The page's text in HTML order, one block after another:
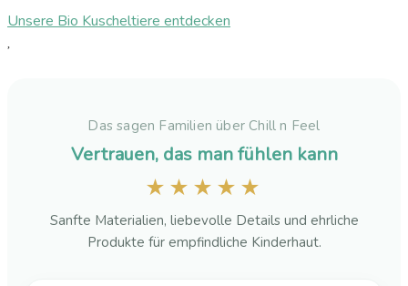
Unsere Bio Kuscheltiere entdecken
Das sagen Familien über Chill n Feel
Vertrauen, das man fühlen kann
★★★★★
Sanfte Materialien, liebevolle Details und ehrliche
Produkte für empfindliche Kinderhaut.